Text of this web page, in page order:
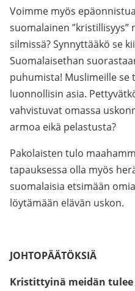
Voimme myös
suomalainen
silmissä? Synnyttääkö se
Suomalaisethan
puhumista! Muslimeille se
luonnollisin asia.
vahvistuvat omassa
armoa eikä pelastusta?
Pakolaisten tulo
tapauksessa olla myös
suomalaisia etsimään
löytämään elävän uskon.
JOHTOPÄÄTÖKSIÄ
Kristittyinä meidän